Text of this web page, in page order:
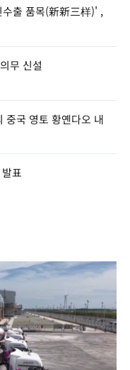
수출 품목(新新三样)' ,
무 신설
중국 영토 황옌다오 내
표